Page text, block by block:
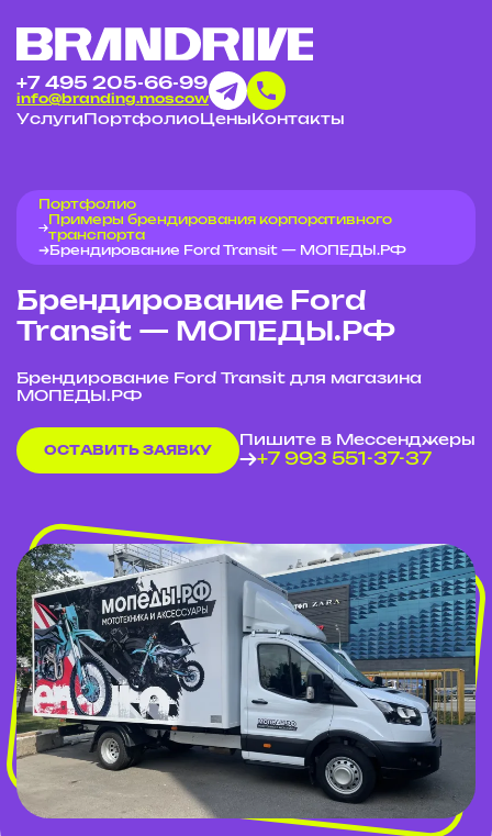
Услуги Портфолио Цены Контакты
+7 495 205-66-99
info@branding.moscow
Портфолио
Примеры брендирования корпоративного
транспорта
Брендирование Ford Transit — МОПЕДЫ.РФ
Брендирование Ford
Transit — МОПЕДЫ.РФ
Брендирование Ford Transit для магазина
МОПЕДЫ.РФ
ОСТАВИТЬ ЗАЯВКУ
Пишите в Мессенджеры
+7 993 551-37-37